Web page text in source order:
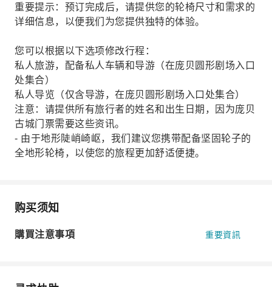
重要提示：预订完成后，请提供您的轮椅尺寸和需求的
详细信息，以便我们为您提供独特的体验。
您可以根据以下选项修改行程：
私人旅游，配备私人车辆和导游（在庞贝圆形剧场入口
处集合）
私人导览（仅含导游，在庞贝圆形剧场入口处集合）
注意：请提供所有旅行者的姓名和出生日期，因为庞贝
古城门票需要这些资讯。
- 由于地形陡峭崎岖，我们建议您携带配备坚固轮子的
全地形轮椅，以使您的旅程更加舒适便捷。
购买须知
購買注意事項 重要資訊